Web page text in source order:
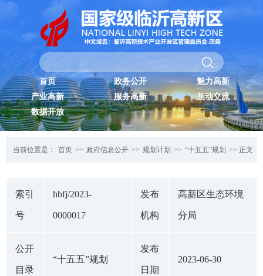
首页 政务公开
魅力高新
产业高新
服务高新
互动交流
数据开放
当前位置是： 首页 >> 政府信息公开 >> 规划计划 >> “十五五”规划 >> 正文
索引
号
hbfj/2023-
0000017
发布
机构
高新区生态环境
分局
公开
目录
“十五五”规划
发布
日期
2023-06-30